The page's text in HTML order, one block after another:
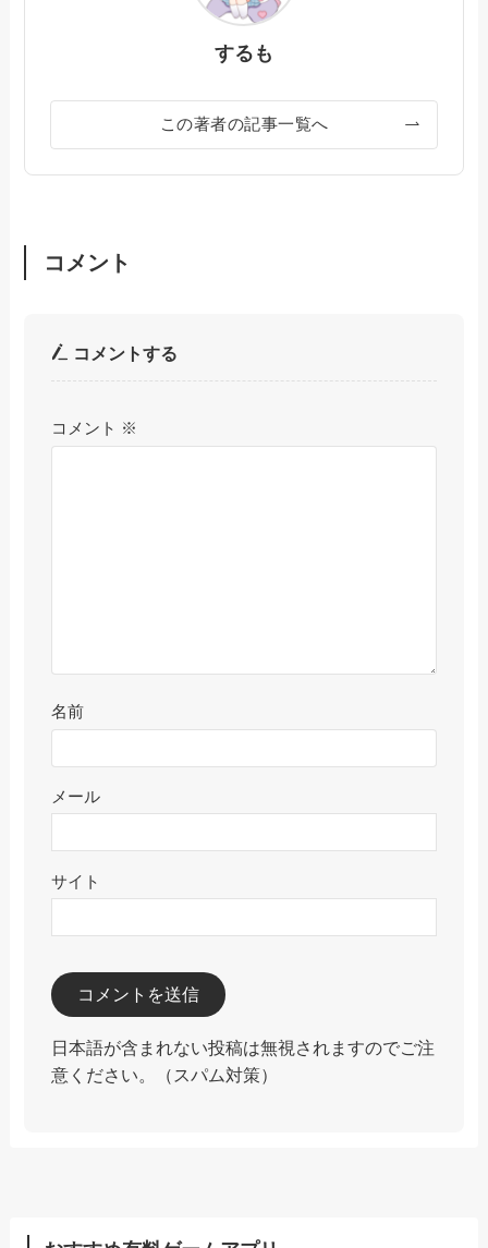
するも
この著者の記事一覧へ
コメント
コメントする
コメント ※
名前
メール
サイト
日本語が含まれない投稿は無視されますのでご注
意ください。（スパム対策）